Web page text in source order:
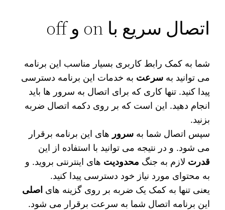
اتصال سریع با on و off
شما به کمک رابط کاربری بسیار مناسب این برنامه
می‌ توانید بهسرعت به خدمات این برنامه دسترسی
پیدا کنید. تنها کاری که برای اتصال به سرور ها باید
انجام دهید. این است که بر روی دکمه اتصال ضربه
بزنید.
سپس اتصال شما بهسرور های این برنامه برقرار
می شود. و در نتیجه می‌ توانید با استفاده از این
قدرت لازم به جنگ محدودیت‌ های اینترنتی بروید. و
به محتوای مورد نیاز خود دسترسی پیدا کنید.
یعنی تنها به کمک یک ضربه بر روی گزینه‌ های اصلی
این برنامه اتصال شما به سرعت برقرار می‌ شود.